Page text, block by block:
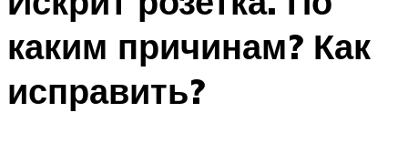
каким причинам? Как
исправить?